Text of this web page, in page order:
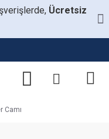
Ücretsiz
Camı